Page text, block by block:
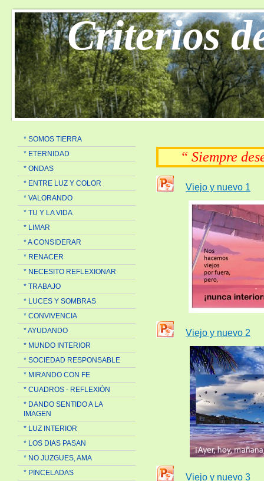
Criterios
* SOMOS TIERRA
* ETERNIDAD
* ONDAS
* ENTRE LUZ Y COLOR
* VALORANDO
* TU Y LA VIDA
* LIMAR
* A CONSIDERAR
* RENACER
* NECESITO REFLEXIONAR
* TRABAJO
* LUCES Y SOMBRAS
* CONVIVENCIA
* AYUDANDO
* MUNDO INTERIOR
* SOCIEDAD RESPONSABLE
* MIRANDO CON FE
* CUADROS - REFLEXIÓN
* DANDO SENTIDO A LA
IMAGEN
* LUZ INTERIOR
* LOS DIAS PASAN
* NO JUZGUES, AMA
* PINCELADAS
“ Siempre
Viejo y nuevo 1
Viejo y nuevo 2
Viejo y nuevo 3